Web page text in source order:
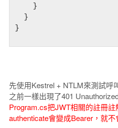
    }
  }
}
先使用Kestrel + NTLM來測試呼
之前一樣出現了401
Program.cs把JWT相關的註冊
authenticate會變成Bearer，就